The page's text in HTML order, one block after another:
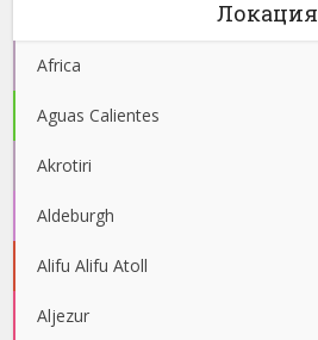
Локация
Africa
Aguas Calientes
Akrotiri
Aldeburgh
Alifu Alifu Atoll
Aljezur